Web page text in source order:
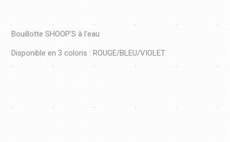
Bouillotte SHOOP’S à l’eau
Disponible en 3 coloris : ROUGE/BLEU/VIOLET